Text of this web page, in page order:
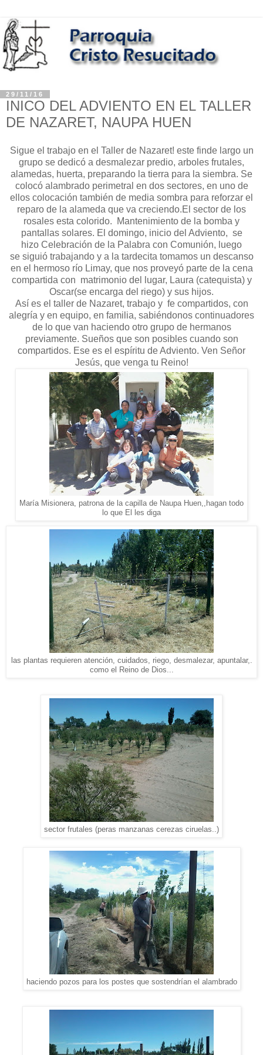
29/11/16
INICO DEL ADVIENTO EN EL TALLER
DE NAZARET, NAUPA HUEN
Sigue el trabajo en el Taller de Nazaret! este finde largo un
grupo se dedicó a desmalezar predio, arboles frutales,
alamedas, huerta, preparando la tierra para la siembra. Se
colocó alambrado perimetral en dos sectores, en uno de
ellos colocación también de media sombra para reforzar el
reparo de la alameda que va creciendo.El sector de los
rosales esta colorido. Mantenimiento de la bomba y
pantallas solares. El domingo, inicio del Adviento, se
hizo Celebración de la Palabra con Comunión, luego
se siguió trabajando y a la tardecita tomamos un descanso
en el hermoso río Limay, que nos proveyó parte de la cena
compartida con matrimonio del lugar, Laura (catequista) y
Oscar(se encarga del riego) y sus hijos.
Así es el taller de Nazaret, trabajo y fe compartidos, con
alegría y en equipo, en familia, sabiéndonos continuadores
de lo que van haciendo otro grupo de hermanos
previamente. Sueños que son posibles cuando son
compartidos. Ese es el espíritu de Adviento. Ven Señor
Jesús, que venga tu Reino!
María Misionera, patrona de la capilla de Naupa Huen,,hagan todo
lo que El les diga
las plantas requieren atención, cuidados, riego, desmalezar, apuntalar,.
como el Reino de Dios...
sector frutales (peras manzanas cerezas ciruelas..)
haciendo pozos para los postes que sostendrían el alambrado